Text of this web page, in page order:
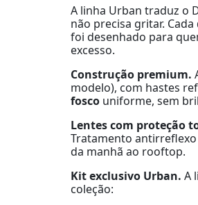
A linha Urban traduz o
não precisa gritar.
foi desenhado para
excesso.
Construção premium.
modelo), com hastes
fosco uniforme, sem
Lentes com proteção
Tratamento
da manhã ao rooftop.
Kit exclusivo Urban. A
coleção: